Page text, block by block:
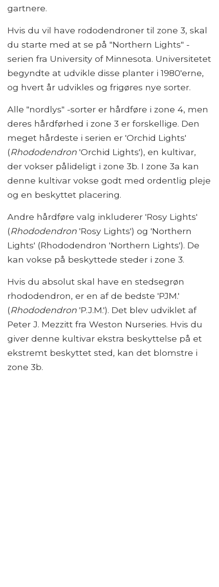
gartnere.
Hvis du vil have rododendroner til zone 3, skal
du starte med at se på "Northern Lights" -
serien fra University of Minnesota. Universitetet
begyndte at udvikle disse planter i 1980'erne,
og hvert år udvikles og frigøres nye sorter.
Alle "nordlys" -sorter er hårdføre i zone 4, men
deres hårdførhed i zone 3 er forskellige. Den
meget hårdeste i serien er 'Orchid Lights'
(Rhododendron 'Orchid Lights'), en kultivar,
der vokser pålideligt i zone 3b. I zone 3a kan
denne kultivar vokse godt med ordentlig pleje
og en beskyttet placering.
Andre hårdføre valg inkluderer 'Rosy Lights'
(Rhododendron 'Rosy Lights') og 'Northern
Lights' (Rhododendron 'Northern Lights'). De
kan vokse på beskyttede steder i zone 3.
Hvis du absolut skal have en stedsegrøn
rhododendron, er en af ​​de bedste 'PJM.'
(Rhododendron 'P.J.M.'). Det blev udviklet af
Peter J. Mezzitt fra Weston Nurseries. Hvis du
giver denne kultivar ekstra beskyttelse på et
ekstremt beskyttet sted, kan det blomstre i
zone 3b.